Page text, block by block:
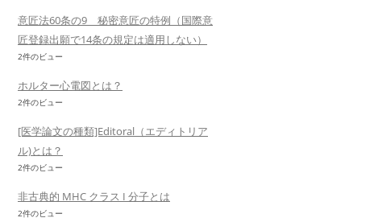
意匠法60条の9 秘密意匠の特例（国際意
匠登録出願で14条の規定は適用しない）
2件のビュー
ホルター心電図とは？
2件のビュー
[医学論文の種類]Editoral（エディトリア
ル)とは？
2件のビュー
非古典的 MHC クラス I 分子とは
2件のビュー